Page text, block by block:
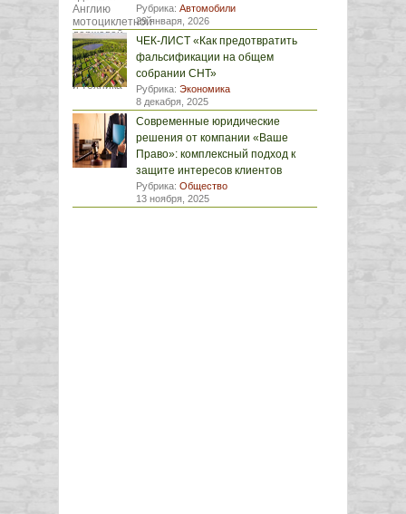
Рубрика: Автомобили
29 января, 2026
ЧЕК-ЛИСТ «Как предотвратить
фальсификации на общем
собрании СНТ»
Рубрика: Экономика
8 декабря, 2025
Современные юридические
решения от компании «Ваше
Право»: комплексный подход к
защите интересов клиентов
Рубрика: Общество
13 ноября, 2025